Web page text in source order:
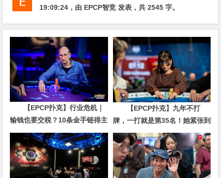
19:09:24 ，由 EPCP智竞 发表，共 2545 字。
【EPCP扑克】行业危机｜
输钱也要交税？10条金手链得主
直言“扛不住”，主动砍掉四分之
三比赛
【EPCP扑克】九年不打
牌，一打就是第35名！她紧张到
脚悬空，但全世界以为她很淡定